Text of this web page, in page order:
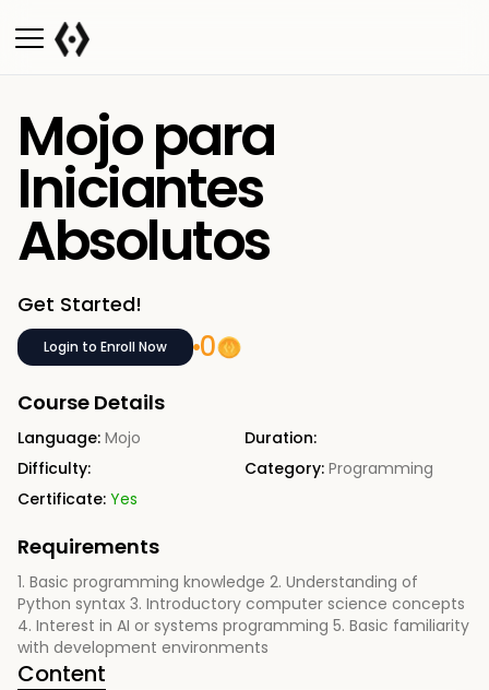
Mojo para
Iniciantes
Absolutos
Get Started!
Login to Enroll Now 0
Course Details
Language: Mojo
Duration:
Difficulty:
Category: Programming
Certificate: Yes
Requirements
1. Basic programming knowledge 2. Understanding of
Python syntax 3. Introductory computer science concepts
4. Interest in AI or systems programming 5. Basic familiarity
with development environments
Content